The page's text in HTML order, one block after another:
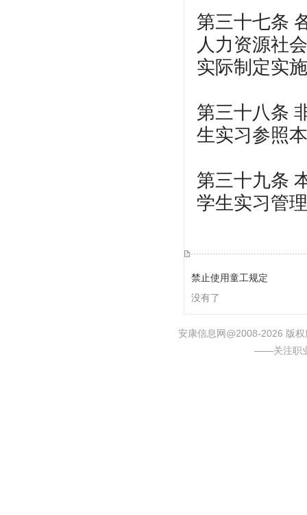
第三十七条
人力资源社
实际制定实
第三十八条
生实习参照
第三十九条
学生实习管
禁止使用童工规定
没有了
安康信息网@2008-2026 版
——关注职